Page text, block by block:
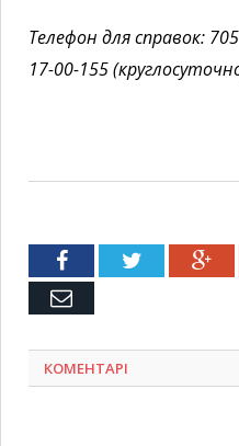
Телефон для справок:
17-00-155
FacebookTwitter
Емейл
КОМЕНТАРІ